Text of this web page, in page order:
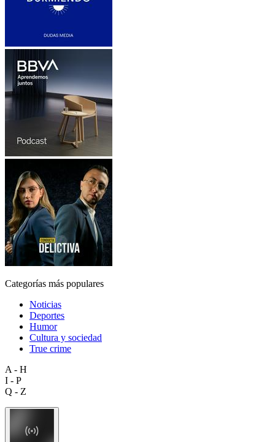
Categorías más populares
Noticias
Deportes
Humor
Cultura y sociedad
True crime
A - H
I - P
Q - Z